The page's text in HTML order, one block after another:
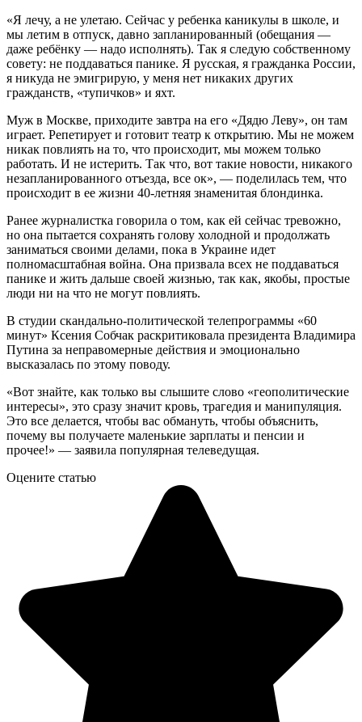
«Я лечу, а не улетаю. Сейчас у ребенка каникулы в школе, и
мы летим в отпуск, давно запланированный (обещания —
даже ребёнку — надо исполнять). Так я следую собственному
совету: не поддаваться панике. Я русская, я гражданка России,
я никуда не эмигрирую, у меня нет никаких других
гражданств, «тупичков» и яхт.
Муж в Москве, приходите завтра на его «Дядю Леву», он там
играет. Репетирует и готовит театр к открытию. Мы не можем
никак повлиять на то, что происходит, мы можем только
работать. И не истерить. Так что, вот такие новости, никакого
незапланированного отъезда, все ок», — поделилась тем, что
происходит в ее жизни 40-летняя знаменитая блондинка.
Ранее журналистка говорила о том, как ей сейчас тревожно,
но она пытается сохранять голову холодной и продолжать
заниматься своими делами, пока в Украине идет
полномасштабная война. Она призвала всех не поддаваться
панике и жить дальше своей жизнью, так как, якобы, простые
люди ни на что не могут повлиять.
В студии скандально-политической телепрограммы «60
минут» Ксения Собчак раскритиковала президента Владимира
Путина за неправомерные действия и эмоционально
высказалась по этому поводу.
«Вот знайте, как только вы слышите слово «геополитические
интересы», это сразу значит кровь, трагедия и манипуляция.
Это все делается, чтобы вас обмануть, чтобы объяснить,
почему вы получаете маленькие зарплаты и пенсии и
прочее!» — заявила популярная телеведущая.
Оцените статью